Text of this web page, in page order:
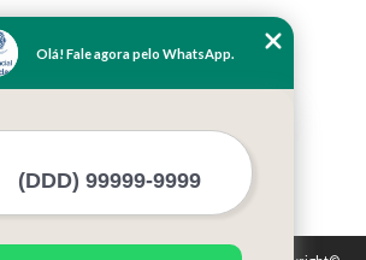
Empresa
Missão
Mapa do site
Mais Serviços
Olá! Fale agora pelo WhatsApp.